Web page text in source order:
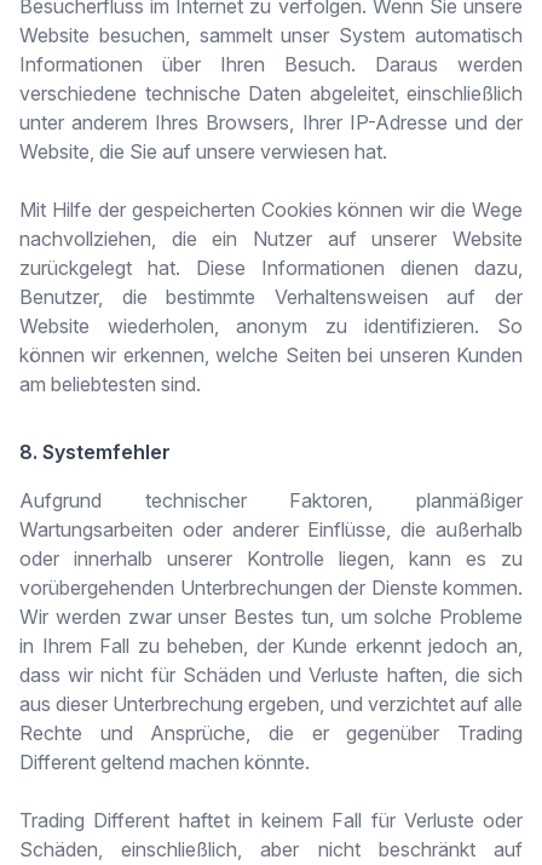
Besucherfluss im Internet zu verfolgen. Wenn Sie unsere
Website besuchen, sammelt unser System automatisch
Informationen über Ihren Besuch. Daraus werden
verschiedene technische Daten abgeleitet, einschließlich
unter anderem Ihres Browsers, Ihrer IP-Adresse und der
Website, die Sie auf unsere verwiesen hat.
Mit Hilfe der gespeicherten Cookies können wir die Wege
nachvollziehen, die ein Nutzer auf unserer Website
zurückgelegt hat. Diese Informationen dienen dazu,
Benutzer, die bestimmte Verhaltensweisen auf der
Website wiederholen, anonym zu identifizieren. So
können wir erkennen, welche Seiten bei unseren Kunden
am beliebtesten sind.
8. Systemfehler
Aufgrund technischer Faktoren, planmäßiger
Wartungsarbeiten oder anderer Einflüsse, die außerhalb
oder innerhalb unserer Kontrolle liegen, kann es zu
vorübergehenden Unterbrechungen der Dienste kommen.
Wir werden zwar unser Bestes tun, um solche Probleme
in Ihrem Fall zu beheben, der Kunde erkennt jedoch an,
dass wir nicht für Schäden und Verluste haften, die sich
aus dieser Unterbrechung ergeben, und verzichtet auf alle
Rechte und Ansprüche, die er gegenüber Trading
Different geltend machen könnte.
Trading Different haftet in keinem Fall für Verluste oder
Schäden, einschließlich, aber nicht beschränkt auf